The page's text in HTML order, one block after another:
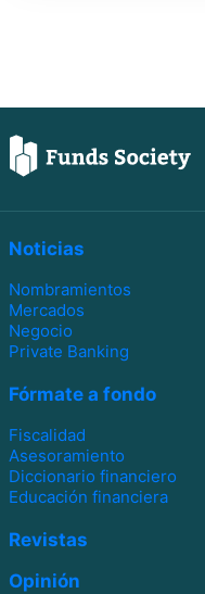
Noticias
Nombramientos
Mercados
Negocio
Private Banking
Fórmate a fondo
Fiscalidad
Asesoramiento
Diccionario financiero
Educación financiera
Revistas
Opinión